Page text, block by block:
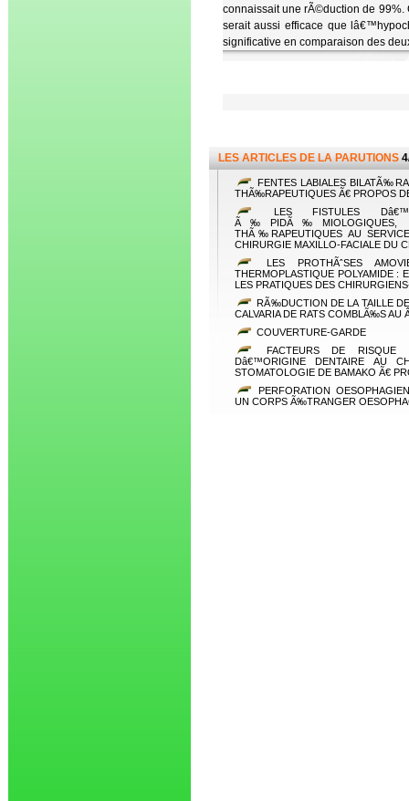
connaissait une rÃ©duction de
serait aussi efficace que
significative en comparaison des
LES ARTICLES DE LA PARUTIONS
FENTES LABIALES
THÃ‰RAPEUTIQUES Ã€ PROPOS
LES FISTULES
Ã‰PIDÃ‰MIOLOGIQUES,
THÃ‰RAPEUTIQUES AU
CHIRURGIE MAXILLO-FACIALE DU
LES PROTHÃˆSES
THERMOPLASTIQUE POLYAMIDE :
LES PRATIQUES DES
RÃ‰DUCTION DE LA TAILLE
CALVARIA DE RATS COMBLÃ‰S AU
COUVERTURE-GARDE
FACTEURS DE RISQUE
Dâ€™ORIGINE DENTAIRE AU
STOMATOLOGIE DE BAMAKO Ã€
PERFORATION
UN CORPS Ã‰TRANGER